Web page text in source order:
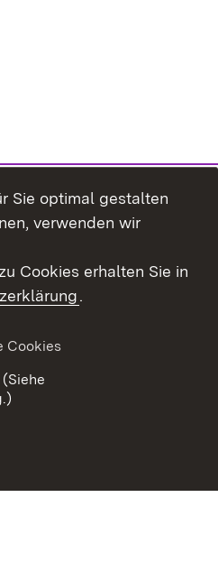
Erklärung zur
Sie optimal gestalten
verwenden wir
Cookies erhalten Sie in
.
Cookies